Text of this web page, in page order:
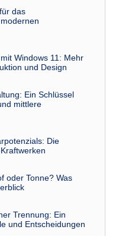
das
Windows 11: Mehr
und Design
Ein Schlüssel
mittlere
Die
oder Tonne? Was
Trennung: Ein
und Entscheidungen